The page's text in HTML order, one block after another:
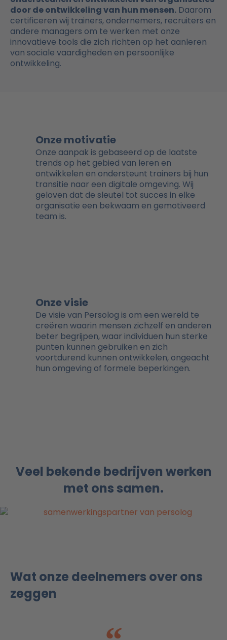
door de ontwikkeling van hun mensen. Daarom
certificeren wij trainers, ondernemers, recruiters en
andere managers om te werken met onze
innovatieve tools die zich richten op het aanleren
van sociale vaardigheden en persoonlijke
ontwikkeling.
Onze motivatie
Onze aanpak is gebaseerd op de laatste
trends op het gebied van leren en
ontwikkelen en ondersteunt trainers bij hun
transitie naar een digitale omgeving. Wij
geloven dat de sleutel tot succes in elke
organisatie een bekwaam en gemotiveerd
team is.
Onze visie
De visie van Persolog is om een wereld te
creëren waarin mensen zichzelf en anderen
beter begrijpen, waar individuen hun sterke
punten kunnen gebruiken en zich
voortdurend kunnen ontwikkelen, ongeacht
hun omgeving of formele beperkingen.
Veel bekende bedrijven werken
met ons samen.
Wat onze deelnemers over ons
zeggen